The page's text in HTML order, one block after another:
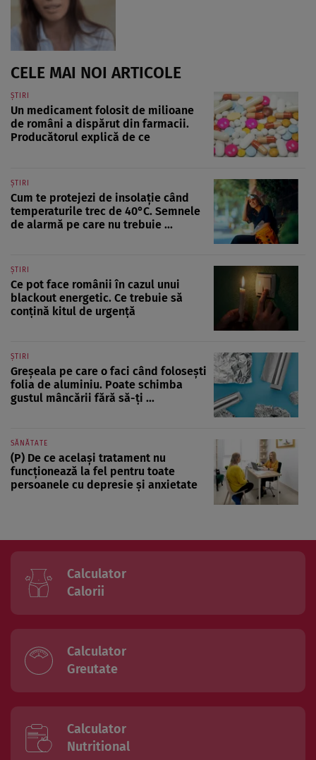
CELE MAI NOI ARTICOLE
ȘTIRI
Un medicament folosit de milioane
de români a dispărut din farmacii.
Producătorul explică de ce
ȘTIRI
Cum te protejezi de insolație când
temperaturile trec de 40°C. Semnele
de alarmă pe care nu trebuie ...
ȘTIRI
Ce pot face românii în cazul unui
blackout energetic. Ce trebuie să
conțină kitul de urgență
ȘTIRI
Greșeala pe care o faci când folosești
folia de aluminiu. Poate schimba
gustul mâncării fără să-ți ...
SĂNĂTATE
(P) De ce același tratament nu
funcționează la fel pentru toate
persoanele cu depresie și anxietate
Calculator
Calorii
Calculator
Greutate
Calculator
Nutritional